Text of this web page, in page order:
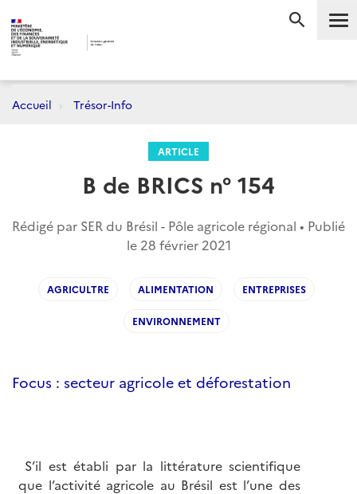
Accueil Trésor-Info
ARTICLE
B de BRICS n° 154
Rédigé par SER du Brésil - Pôle agricole régional • Publié
le 28 février 2021
AGRICULTRE ALIMENTATION ENTREPRISES
ENVIRONNEMENT
Focus : secteur agricole et déforestation
S’il est établi par la littérature scientifique
que l’activité agricole au Brésil est l’une des